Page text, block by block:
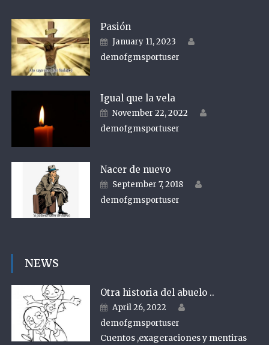
Pasión
Posted on
January 11, 2023
demofgmsportuser
Igual que la vela
Posted on
November 22, 2022
demofgmsportuser
Nacer de nuevo
Posted on
September 7, 2018
demofgmsportuser
NEWS
Otra historia del abuelo ..
Posted on
April 26, 2022
demofgmsportuser
Cuentos ,exageraciones y mentiras